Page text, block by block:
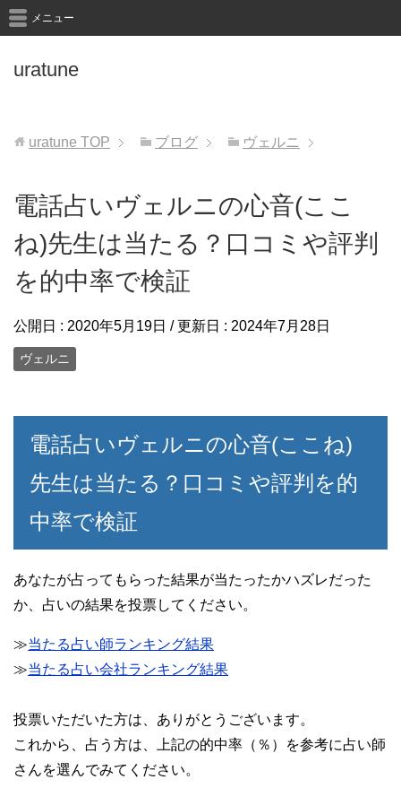
uratune
メニュー
uratune TOP ブログ ヴェルニ
電話占いヴェルニの心音(ここ
ね)先生は当たる？口コミや評判
を的中率で検証
公開日 : 2020年5月19日 / 更新日 : 2024年7月28日
ヴェルニ
電話占いヴェルニの心音(ここね)
先生は当たる？口コミや評判を的
中率で検証
あなたが占ってもらった結果が当たったかハズレだった
か、占いの結果を投票してください。
≫当たる占い師ランキング結果
≫当たる占い会社ランキング結果
投票いただいた方は、ありがとうございます。
これから、占う方は、上記の的中率（％）を参考に占い師
さんを選んでみてください。